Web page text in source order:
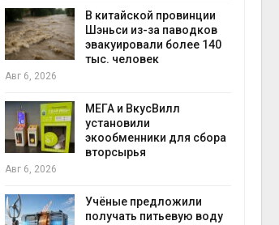
В китайской провинции
Шэньси из-за паводков
эвакуировали более 140
тыс. человек
Авг 6, 2026
МЕГА и ВкусВилл
установили
экообменники для сбора
вторсырья
Авг 6, 2026
Учёные предложили
получать питьевую воду